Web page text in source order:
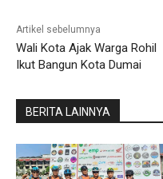
Artikel sebelumnya
Wali Kota Ajak Warga Rohil
Ikut Bangun Kota Dumai
BERITA LAINNYA